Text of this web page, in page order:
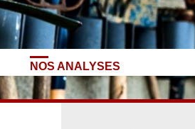
NOS ANALYSES